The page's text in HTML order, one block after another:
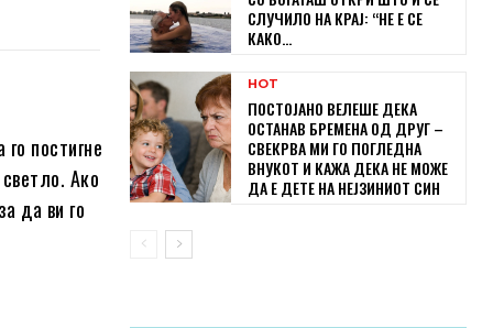
постигне
Ако
да ви го
СЛУЧИЛО НА КРАЈ: “НЕ Е СЕ
КАКО...
HOT
ПОСТОЈАНО ВЕЛЕШЕ ДЕКА
ОСТАНАВ БРЕМЕНА ОД ДРУГ –
СВЕКРВА МИ ГО ПОГЛЕДНА
ВНУКОТ И КАЖА ДЕКА НЕ МОЖЕ
ДА Е ДЕТЕ НА НЕЈЗИНИОТ СИН